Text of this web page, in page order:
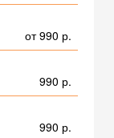
от 990 р.
990 р.
990 р.